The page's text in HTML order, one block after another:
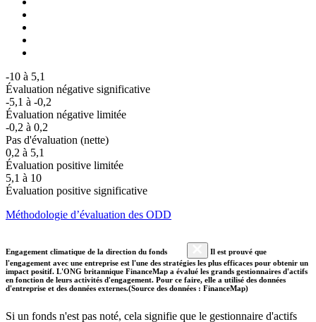
-10 à 5,1
Évaluation négative significative
-5,1 à -0,2
Évaluation négative limitée
-0,2 à 0,2
Pas d'évaluation (nette)
0,2 à 5,1
Évaluation positive limitée
5,1 à 10
Évaluation positive significative
Méthodologie d’évaluation des ODD
Engagement climatique de la direction du fonds
Il est prouvé que
l'engagement avec une entreprise est l'une des stratégies les plus efficaces pour obtenir un
impact positif. L'ONG britannique FinanceMap a évalué les grands gestionnaires d'actifs
en fonction de leurs activités d'engagement. Pour ce faire, elle a utilisé des données
d'entreprise et des données externes.(Source des données : FinanceMap)
Si un fonds n'est pas noté, cela signifie que le gestionnaire d'actifs